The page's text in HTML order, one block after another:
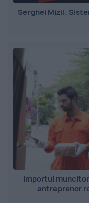
Serghei Mizil.
Importul
antreprenor